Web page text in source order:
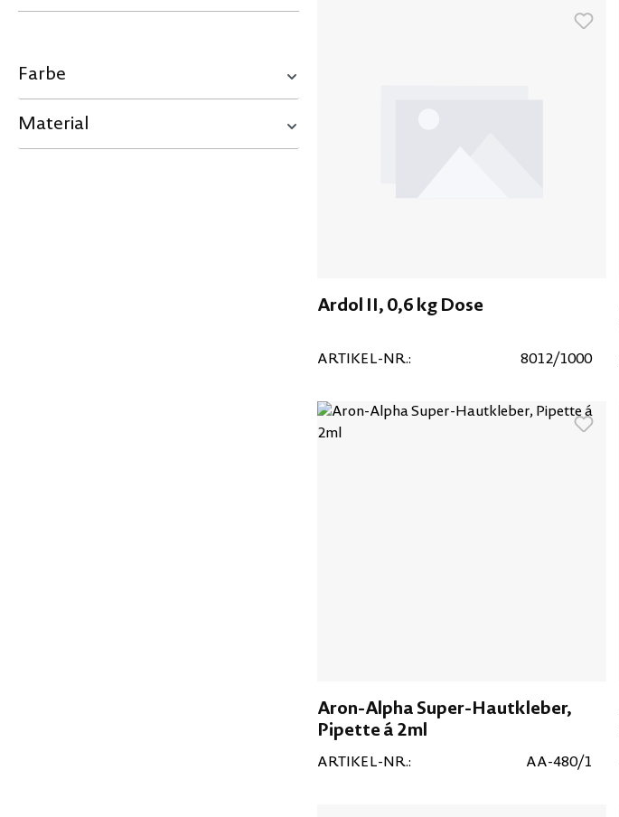
Farbe
Material
Ardol II, 0,6 kg Dose
ARTIKEL-NR.: 8012/1000
Aron-Alpha Super-Hautkleber,
Pipette á 2ml
ARTIKEL-NR.: AA-480/1